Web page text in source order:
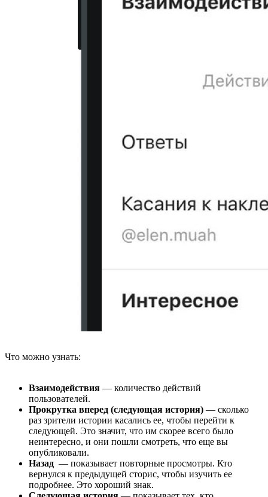
Что можно узнать:
Взаимодействия — количество действий
пользователей.
Прокрутка вперед (следующая история) — сколько
раз зрители истории касались ее, чтобы перейти к
следующей. Это значит, что им скорее всего было
неинтересно, и они пошли смотреть, что еще вы
опубликовали.
Назад — показывает повторные просмотры. Кто
вернулся к предыдущей сторис, чтобы изучить ее
подробнее. Это хороший знак.